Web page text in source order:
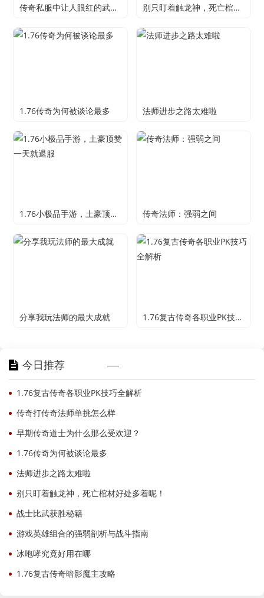
传奇私服中让人眼红的武器装备 别只盯着触龙神，死亡棺材好处多着呢！
1.76传奇为何被谈论最多 法师进步之路太难啦
1.76小极品手游，土豪顶赞一天就退服 传奇法师：强弱之间
分享我玩法师的最大成就 1.76复古传奇各职业PK技巧全解析
今日推荐
1.76复古传奇各职业PK技巧全解析
传奇打传奇法师单挑怎么样
早期传奇道士为什么那么受欢迎？
1.76传奇为何被谈论最多
法师进步之路太难啦
别只盯着触龙神，死亡棺材好处多着呢！
战士比武获胜秘籍
游戏英雄组合的强弱剖析与战斗指南
冰咆哮究竟好用在哪
1.76复古传奇暗影魔主攻略